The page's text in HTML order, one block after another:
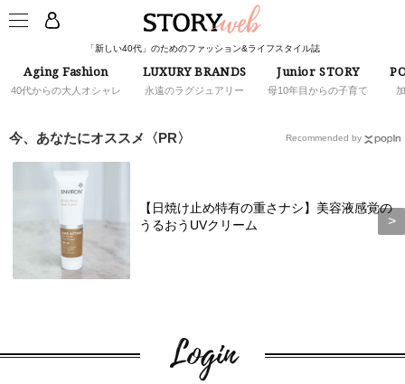
「新しい40代」のためのファッション&ライフスタイル誌
Aging Fashion
40代からの大人オシャレ
LUXURY BRANDS
永遠のラグジュアリー
Junior STORY
母10年目からの子育て
今、あなたにオススメ〈PR〉
【日焼け止め特有の重さナシ】美容液感覚の
うるおうUVクリーム
Recommended by
Login